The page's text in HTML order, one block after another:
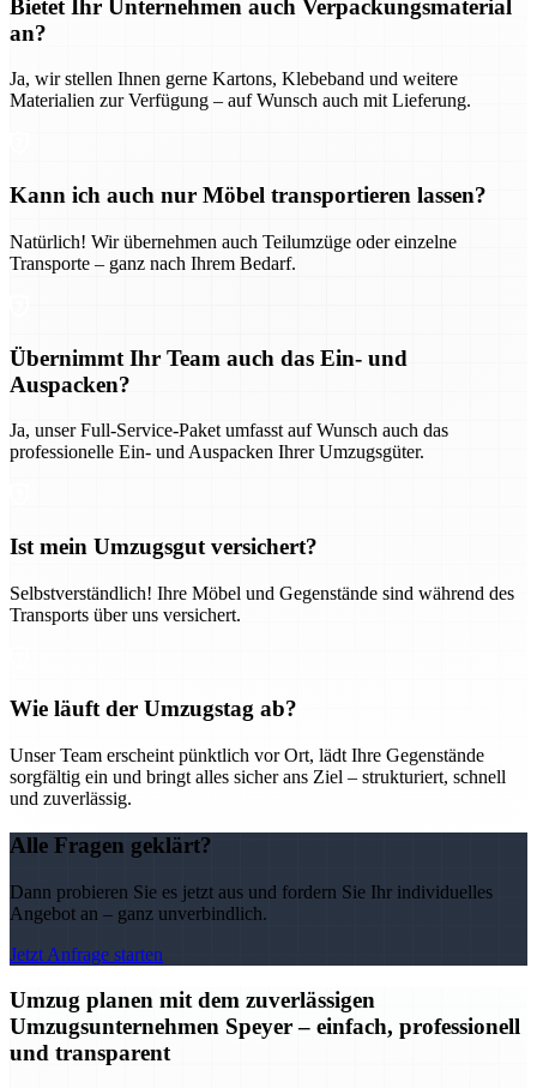
Bietet Ihr Unternehmen auch Verpackungsmaterial
an?
Ja, wir stellen Ihnen gerne Kartons, Klebeband und weitere
Materialien zur Verfügung – auf Wunsch auch mit Lieferung.
Kann ich auch nur Möbel transportieren lassen?
Natürlich! Wir übernehmen auch Teilumzüge oder einzelne
Transporte – ganz nach Ihrem Bedarf.
Übernimmt Ihr Team auch das Ein- und
Auspacken?
Ja, unser Full-Service-Paket umfasst auf Wunsch auch das
professionelle Ein- und Auspacken Ihrer Umzugsgüter.
Ist mein Umzugsgut versichert?
Selbstverständlich! Ihre Möbel und Gegenstände sind während des
Transports über uns versichert.
Wie läuft der Umzugstag ab?
Unser Team erscheint pünktlich vor Ort, lädt Ihre Gegenstände
sorgfältig ein und bringt alles sicher ans Ziel – strukturiert, schnell
und zuverlässig.
Alle Fragen geklärt?
Dann probieren Sie es jetzt aus und fordern Sie Ihr individuelles
Angebot an – ganz unverbindlich.
Jetzt Anfrage starten
Umzug planen mit dem zuverlässigen
Umzugsunternehmen Speyer – einfach, professionell
und transparent